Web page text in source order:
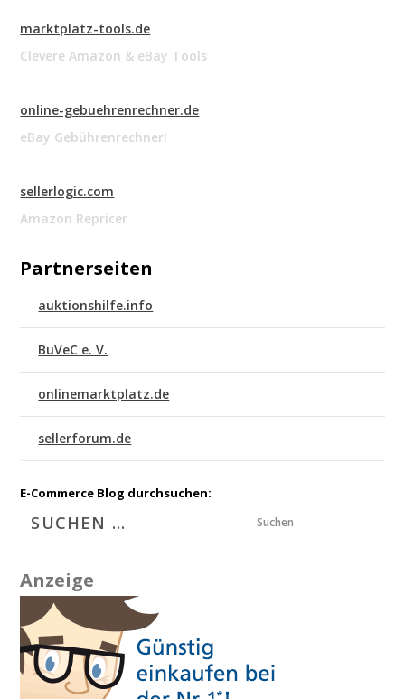
marktplatz-tools.de
Clevere Amazon & eBay Tools
online-gebuehrenrechner.de
eBay Gebührenrechner!
sellerlogic.com
Amazon Repricer
Partnerseiten
auktionshilfe.info
BuVeC e. V.
onlinemarktplatz.de
sellerforum.de
E-Commerce Blog durchsuchen:
Suchen
Anzeige